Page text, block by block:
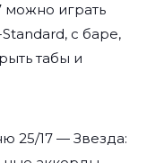
можно играть
с баре,
табы и
25/17 — Звезда: